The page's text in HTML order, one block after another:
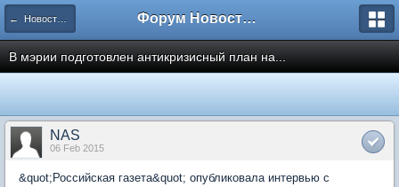
← Новости рынка недвижимости Форум Новостройки
В мэрии подготовлен антикризисный план на...
NAS
06 Feb 2015
&quot;Российская газета&quot; опубликовала интервью с